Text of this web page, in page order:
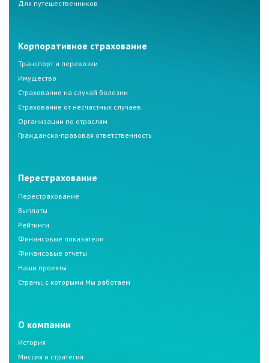
Для путешественников
Корпоративное страхование
Транспорт и перевозки
Имущество
Страхование на случай болезни
Страхование от несчастных случаев
Организации по отраслям
Гражданско-правовая ответственность
Перестрахование
Перестрахование
Выплаты
Рейтинги
Финансовые показатели
Финансовые отчеты
Наши проекты
Страны, с которыми Мы работаем
О компании
История
Миссия и стратегия